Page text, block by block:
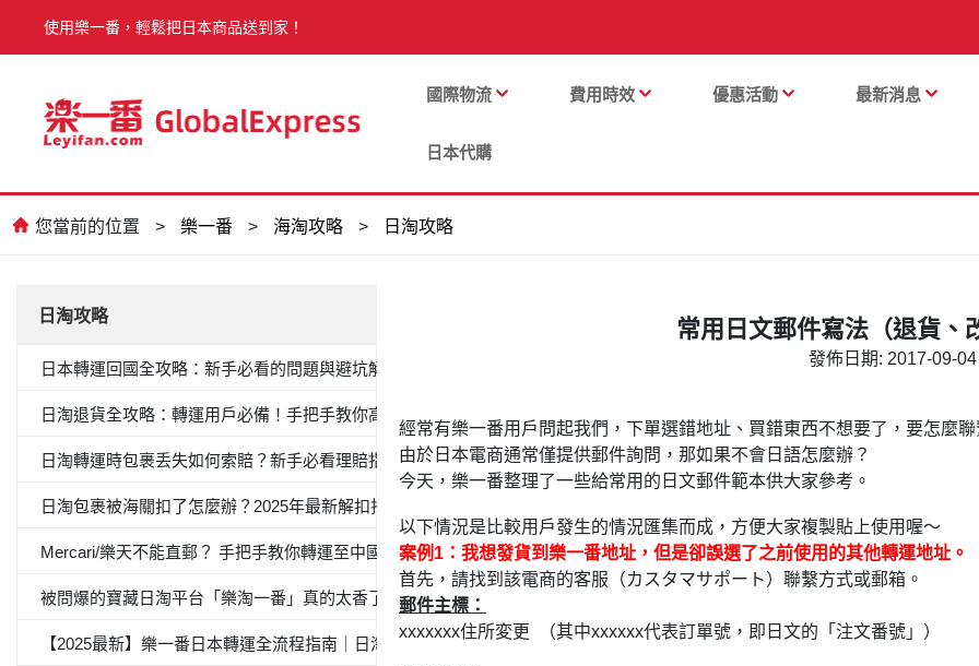
使用樂一番，輕鬆把日本商品送到家！
國際物流 費用時效 優惠活動 最新消息
日本代購
您當前的位置 > 樂一番 > 海淘攻略 > 日淘攻略
日淘攻略
日本轉運回國全攻略：新手必看的問題與避坑解答
日淘退貨全攻略：轉運用戶必備！手把手教你高效退貨
日淘轉運時包裹丢失如何索賠？新手必看理賠指南
日淘包裹被海關扣了怎麼辦？2025年最新解扣指南與避坑策略
Mercari/樂天不能直郵？ 手把手教你轉運至中國全流程
被問爆的寶藏日淘平台「樂淘一番」真的太香了！自從在這上面淘CCD，我終於實現相機自由啦✨
【2025最新】樂一番日本轉運全流程指南｜日淘新手必看
常用日文郵件寫法（退貨、
發佈日期: 2017-09-
經常有樂一番用戶問起我們，下單選錯地址、買錯東西不想要了，要怎麼聯
由於日本電商通常僅提供郵件詢問，那如果不會日語怎麼辦？
今天，樂一番整理了一些給常用的日文郵件範本供大家參考。
以下情況是比較用戶發生的情況匯集而成，方便大家複製貼上使用喔～
案例1：我想發貨到樂一番地址，但是卻誤選了之前使用的其他轉運地址。
首先，請找到該電商的客服（カスタマサポート）聯繫方式或郵箱。
郵件主標：
xxxxxxx住所変更
（其中xxxxxx代表訂單號，即日文的「注文番號」）